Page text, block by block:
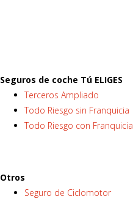
Seguros de coche Tú ELIGES
Terceros Ampliado
Todo Riesgo sin Franquicia
Todo Riesgo con Franquicia
Otros
Seguro de Ciclomotor